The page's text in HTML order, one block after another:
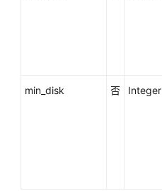
min_disk 否 Integer